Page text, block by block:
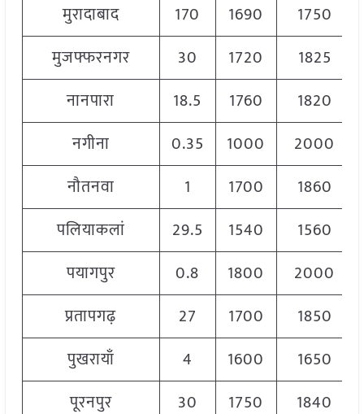
मुरादाबाद
170 1690
1750
मुजफ्फरनगर
30 1720
1825
नानपारा
18.5 1760 1820
नगीना
0.35 1000 2000
नौतनवा
1 1700 1860
पलियाकलां
29.5 1540 1560
पयागपुर
0.8 1800 2000
प्रतापगढ़
27 1700
1850
पुखरायाँ
4 1600 1650
पूरनपुर
30 1750 1840